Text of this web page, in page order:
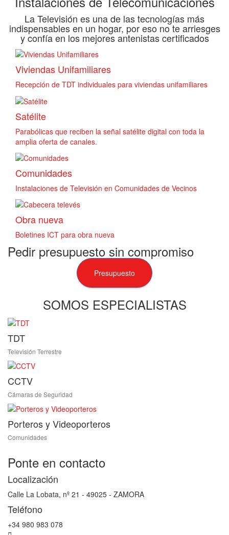
La Televisión es una de las tecnologías más
indispensables en un hogar, por eso no te arriesges
y confía en los mejores antenistas certificados
Viviendas Unifamiliares
Recepción de TDT individuales para viviendas unifamiliares
Satélite
Parabólicas que reciben la señal satélite digital con toda la
amplia oferta de canales.
Comunidades
Instalaciones de Televisión en Comunidades de Vecinos
Obra nueva
Boletines ICT para obra nueva
Pedir presupuesto sin compromiso
Presupuesto
SOMOS ESPECIALISTAS
TDT
Televisión Terrestre
CCTV
Cámaras de Seguridad
Porteros y Videoporteros
Comunidades
Ponte en contacto
Localización
Calle La Lobata, nº 21 - 49025 - ZAMORA
Teléfono
+34 980 983 078